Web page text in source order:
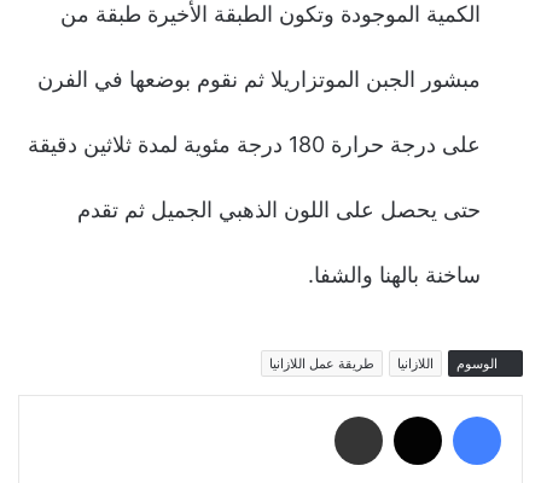
الكمية الموجودة وتكون الطبقة الأخيرة طبقة من
مبشور الجبن الموتزاريلا ثم نقوم بوضعها في الفرن
على درجة حرارة 180 درجة مئوية لمدة ثلاثين دقيقة
حتى يحصل على اللون الذهبي الجميل ثم تقدم
ساخنة بالهنا والشفا.
الوسوم اللازانيا طريقة عمل اللازانيا
فيسبوك